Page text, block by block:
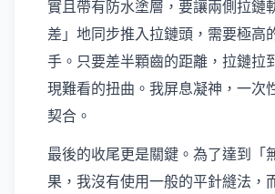
實且帶有防水塗層，要讓兩側拉鏈
差」地同步推入拉鏈頭，需要極高
手。只要差半顆齒的距離，拉鏈拉
現難看的扭曲。我屏息凝神，一次
契合。
最後的收尾更是關鍵。為了達到「
果，我沒有使用一般的平針縫法，